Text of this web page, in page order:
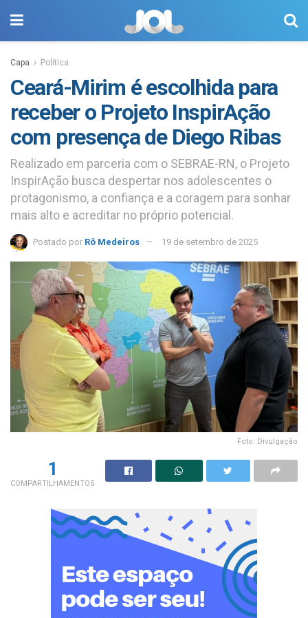
Capa Política
Ceará-Mirim é escolhida para
receber o Projeto InspirAção
com presença de Diego Ribas
Realizado em parceria com o SEBRAE-RN, o Projeto
InspirAção busca despertar nos adolescentes o
protagonismo, a confiança e a coragem para sonhar
mais alto e acreditar no próprio potencial.
Postado por Rô Medeiros 19 de setembro de 2025
Foto: Divulgação
1
COMPARTILHAMENTOS